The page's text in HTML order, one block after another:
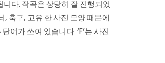
다. 작곡은 상당히 잘 진행되었
축구, 고유 한 사진 모양 때문에
어가 쓰여 있습니다. ‘F’는 사진